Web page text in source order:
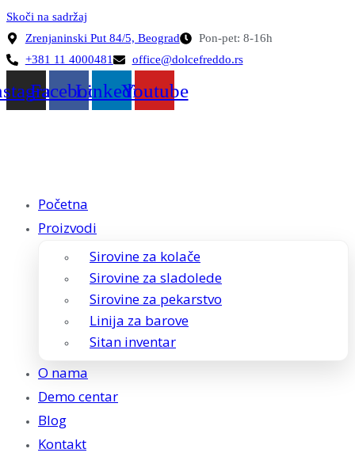
Skoči na sadržaj
Zrenjaninski Put 84/5, Beograd
Pon-pet: 8-16h
+381 11 4000481
office@dolcefreddo.rs
FacebookLinkedinYoutube
Početna
Proizvodi
Sirovine za kolače
Sirovine za sladolede
Sirovine za pekarstvo
Linija za barove
Sitan inventar
O nama
Demo centar
Blog
Kontakt